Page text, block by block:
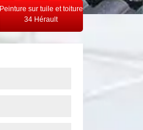
Peinture sur tuile et toiture
34 Hérault